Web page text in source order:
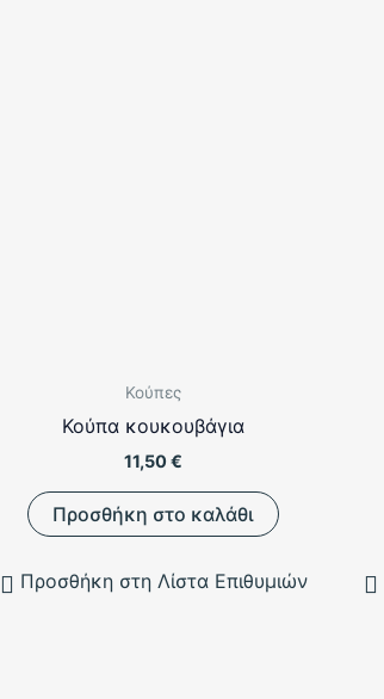
Κούπες
Κούπα κουκουβάγια
11,50€
Προσθήκη στο καλάθι
Προσθήκη στη Λίστα Επιθυμιών